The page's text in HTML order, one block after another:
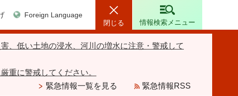
Foreign Language
閉じる
情報検索メニュー
、低い土地の浸水、河川の増水に注意・警戒して
重に警戒してください。
緊急情報一覧を見る
緊急情報RSS